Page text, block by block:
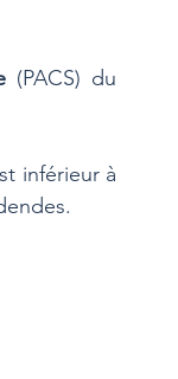
(PACS) du
inférieur à